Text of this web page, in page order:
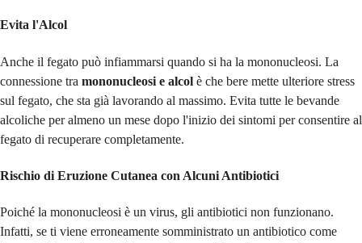
Evita l'Alcol
Anche il fegato può infiammarsi quando si ha la mononucleosi. La
connessione tra mononucleosi e alcol è che bere mette ulteriore stress
sul fegato, che sta già lavorando al massimo. Evita tutte le bevande
alcoliche per almeno un mese dopo l'inizio dei sintomi per consentire al
fegato di recuperare completamente.
Rischio di Eruzione Cutanea con Alcuni Antibiotici
Poiché la mononucleosi è un virus, gli antibiotici non funzionano.
Infatti, se ti viene erroneamente somministrato un antibiotico come